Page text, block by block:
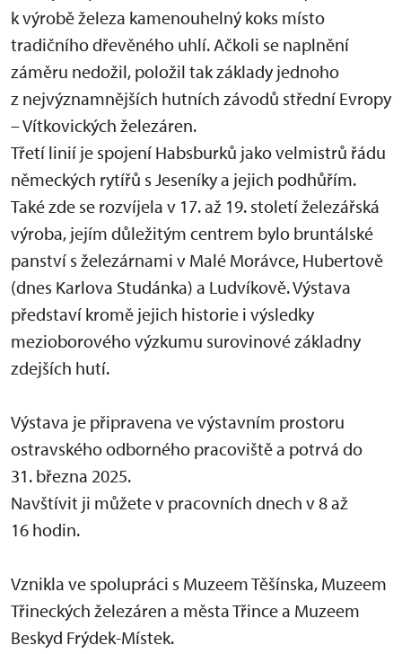
k výrobě železa kamenouhelný koks místo
tradičního dřevěného uhlí. Ačkoli se naplnění
záměru nedožil, položil tak základy jednoho
z nejvýznamnějších hutních závodů střední Evropy
– Vítkovických železáren.
Třetí linií je spojení Habsburků jako velmistrů řádu
německých rytířů s Jeseníky a jejich podhůřím.
Také zde se rozvíjela v 17. až 19. století železářská
výroba, jejím důležitým centrem bylo bruntálské
panství s železárnami v Malé Morávce, Hubertově
(dnes Karlova Studánka) a Ludvíkově. Výstava
představí kromě jejich historie i výsledky
mezioborového výzkumu surovinové základny
zdejších hutí.
Výstava je připravena ve výstavním prostoru
ostravského odborného pracoviště a potrvá do
31. března 2025.
Navštívit ji můžete v pracovních dnech v 8 až
16 hodin.
Vznikla ve spolupráci s Muzeem Těšínska, Muzeem
Třineckých železáren a města Třince a Muzeem
Beskyd Frýdek-Místek.